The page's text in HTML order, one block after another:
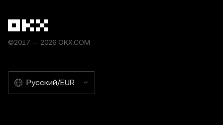
©2017 — 2026 OKX.COM
Русский/EUR